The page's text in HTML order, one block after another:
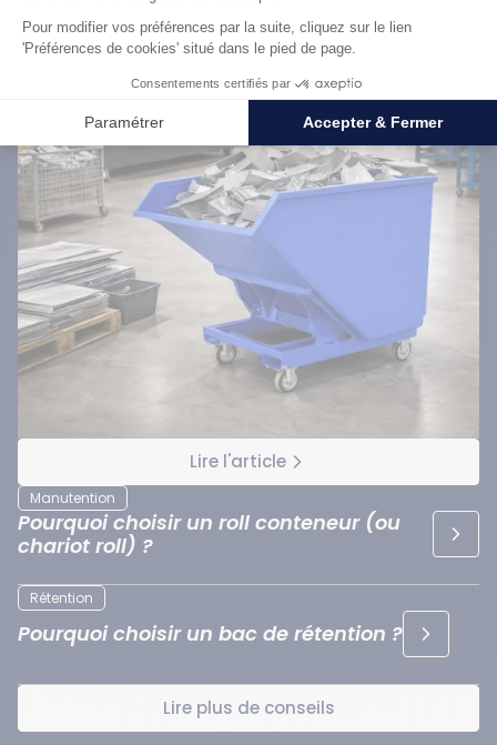
Lire l'article
Manutention
Pourquoi choisir un roll conteneur (ou
chariot roll) ?
Rétention
Pourquoi choisir un bac de rétention ?
Lire plus de conseils